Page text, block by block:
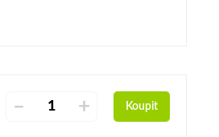
– + Koupit